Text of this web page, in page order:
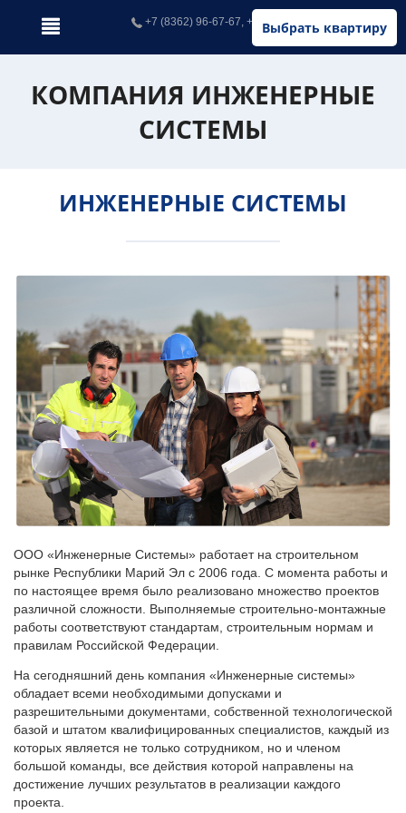
Выбрать квартиру
+7 (8362) 96-67-67, +7 (902) 326-67-67
КОМПАНИЯ ИНЖЕНЕРНЫЕ
СИСТЕМЫ
ИНЖЕНЕРНЫЕ СИСТЕМЫ
ООО «Инженерные Системы» работает на строительном
рынке Республики Марий Эл с 2006 года. С момента работы и
по настоящее время было реализовано множество проектов
различной сложности. Выполняемые строительно-монтажные
работы соответствуют стандартам, строительным нормам и
правилам Российской Федерации.
На сегодняшний день компания «Инженерные системы»
обладает всеми необходимыми допусками и
разрешительными документами, собственной технологической
базой и штатом квалифицированных специалистов, каждый из
которых является не только сотрудником, но и членом
большой команды, все действия которой направлены на
достижение лучших результатов в реализации каждого
проекта.